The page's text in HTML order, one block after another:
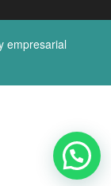
empresarial